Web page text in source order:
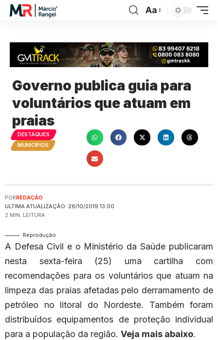
Aa
Governo publica guia para
voluntários que atuam em
praias
DESTAQUES
MUNICÍPIOS
ULTIMA ATUALIZAÇÃO: 26/10/2019 13:00
PORREDAÇÃO
2 MIN. LEITURA
Reprodução
A Defesa Civil e o Ministério da Saúde publicaram
nesta sexta-feira (25) uma cartilha com
recomendações para os voluntários que atuam na
limpeza das praias afetadas pelo derramamento de
petróleo no litoral do Nordeste. Também foram
distribuídos equipamentos de proteção individual
para a população da região. Veja mais abaixo.